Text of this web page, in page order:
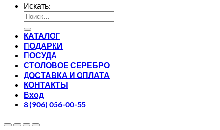
Искать:
КАТАЛОГ
ПОДАРКИ
ПОСУДА
СТОЛОВОЕ СЕРЕБРО
ДОСТАВКА И ОПЛАТА
КОНТАКТЫ
Вход
8 (906) 056-00-55